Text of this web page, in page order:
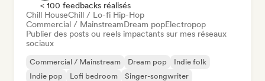
< 100 feedbacks réalisés
Chill HouseChill / Lo-fi Hip-Hop
Commercial / MainstreamDream popElectropop
Publier des posts ou reels impactants sur mes réseaux
sociaux
Commercial / Mainstream Dream pop
Indie folk
Indie pop
Lofi bedroom
Singer-songwriter